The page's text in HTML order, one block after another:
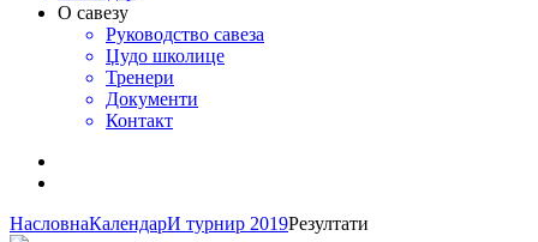
О савезу
Руководство савеза
Џудо школице
Тренери
Документи
Контакт
НасловнаКалендарИ турнир 2019Резултати